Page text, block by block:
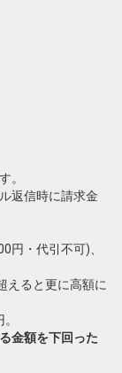
。
返信時に請求金
円・代引不可)、
えると更に高額に
金額を下回った